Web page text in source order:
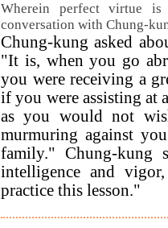
Wherein perfect virtue is
conversation with Chung-
Chung-kung asked
"It is, when you go
you were receiving a
if you were assisting at
as you would not
murmuring against
family." Chung-kung
intelligence and
practice this lesson."